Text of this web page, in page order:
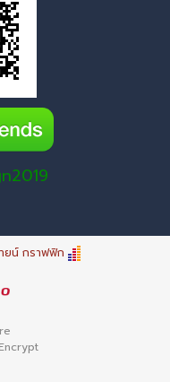
ยน์ กราฟฟิก